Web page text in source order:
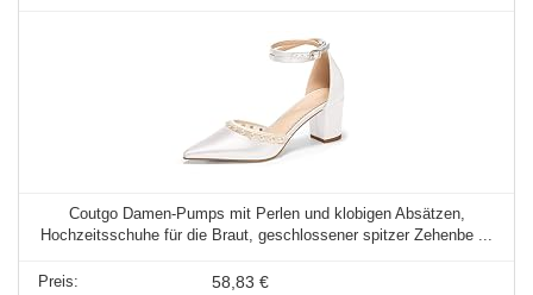
Coutgo Damen-Pumps mit Perlen und klobigen Absätzen,
Hochzeitsschuhe für die Braut, geschlossener spitzer Zehenbe ...
58,83 €